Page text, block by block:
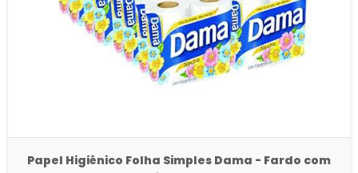
Papel Higiênico Folha Simples Dama - Fardo com